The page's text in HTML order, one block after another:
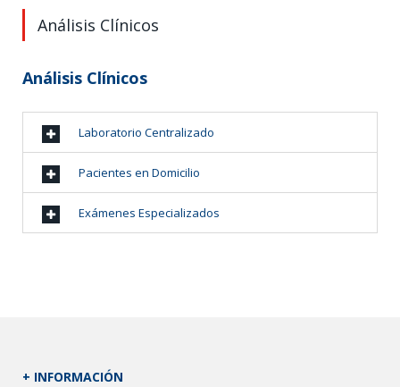
Análisis Clínicos
Análisis Clínicos
Laboratorio Centralizado
Pacientes en Domicilio
Exámenes Especializados
+ INFORMACIÓN